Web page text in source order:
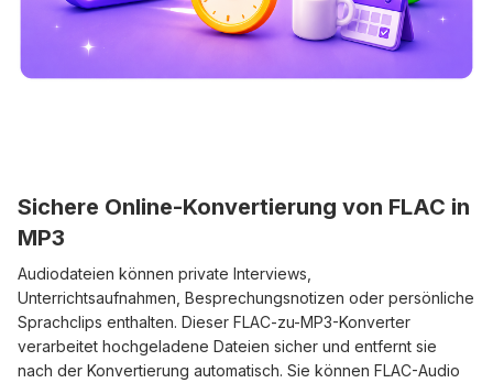
Sichere Online-Konvertierung von FLAC in
MP3
Audiodateien können private Interviews,
Unterrichtsaufnahmen, Besprechungsnotizen oder persönliche
Sprachclips enthalten. Dieser FLAC-zu-MP3-Konverter
verarbeitet hochgeladene Dateien sicher und entfernt sie
nach der Konvertierung automatisch. Sie können FLAC-Audio